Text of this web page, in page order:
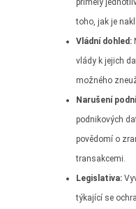
přiměly
toho, jak je
Vládní dohled:
vlády k jejich
možného
Narušení
podnikových
povědomí o
transakcemi.
Legislativa:
týkající se